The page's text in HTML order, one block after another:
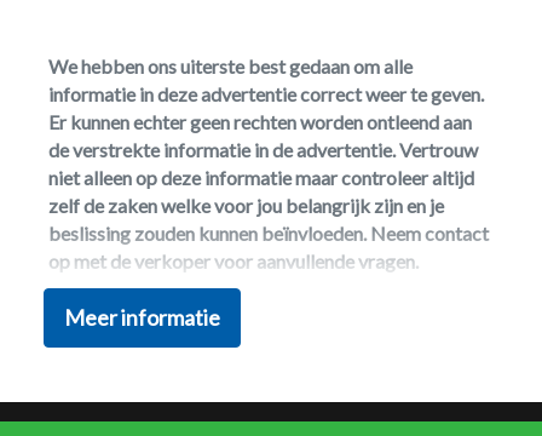
We hebben ons uiterste best gedaan om alle
informatie in deze advertentie correct weer te geven.
Er kunnen echter geen rechten worden ontleend aan
de verstrekte informatie in de advertentie. Vertrouw
niet alleen op deze informatie maar controleer altijd
zelf de zaken welke voor jou belangrijk zijn en je
beslissing zouden kunnen beïnvloeden. Neem contact
op met de verkoper voor aanvullende vragen.
Meer informatie